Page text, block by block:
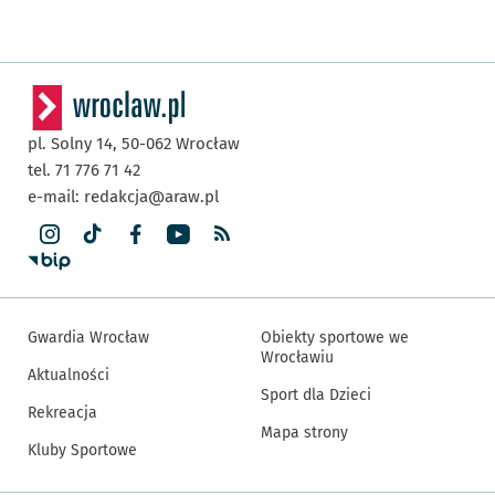
pl. Solny 14, 50-062 Wrocław
tel. 71 776 71 42
e-mail: redakcja@araw.pl
Gwardia Wrocław
Aktualności
Rekreacja
Kluby Sportowe
Obiekty sportowe we
Wrocławiu
Sport dla Dzieci
Mapa strony